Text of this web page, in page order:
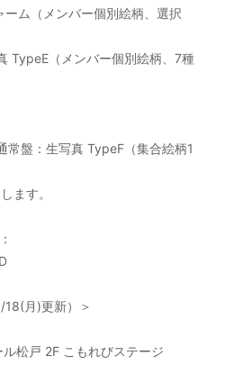
ーム（メンバー個別絵柄、選択
TypeE（メンバー個別絵柄、7種
常盤：生写真 TypeF（集合絵柄1
ます。
18(月)更新）＞
松戸 2F こもれびステージ